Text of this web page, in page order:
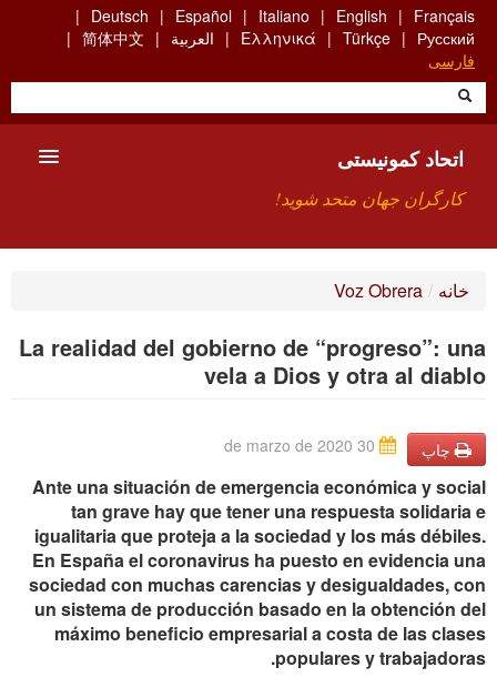
Skip
main
content
Français
English
Italiano
Español
Deutsch
Русский
Türkçe
Ελληνικά العربية
简体中文
فارسی
اتحاد کمونیستی
کارگران جهان متحد شوید!
جستجو
خانه /
Voz Obrera
La realidad del gobierno de “progreso”: una
vela a Dios y otra al diablo
چاپ
Ante una situación de emergencia económica y social
tan grave hay que tener una respuesta solidaria e
igualitaria que proteja a la sociedad y los más débiles.
En España el coronavirus ha puesto en evidencia una
sociedad con muchas carencias y desigualdades, con
un sistema de producción basado en la obtención del
máximo beneficio empresarial a costa de las clases
populares y trabajadoras.